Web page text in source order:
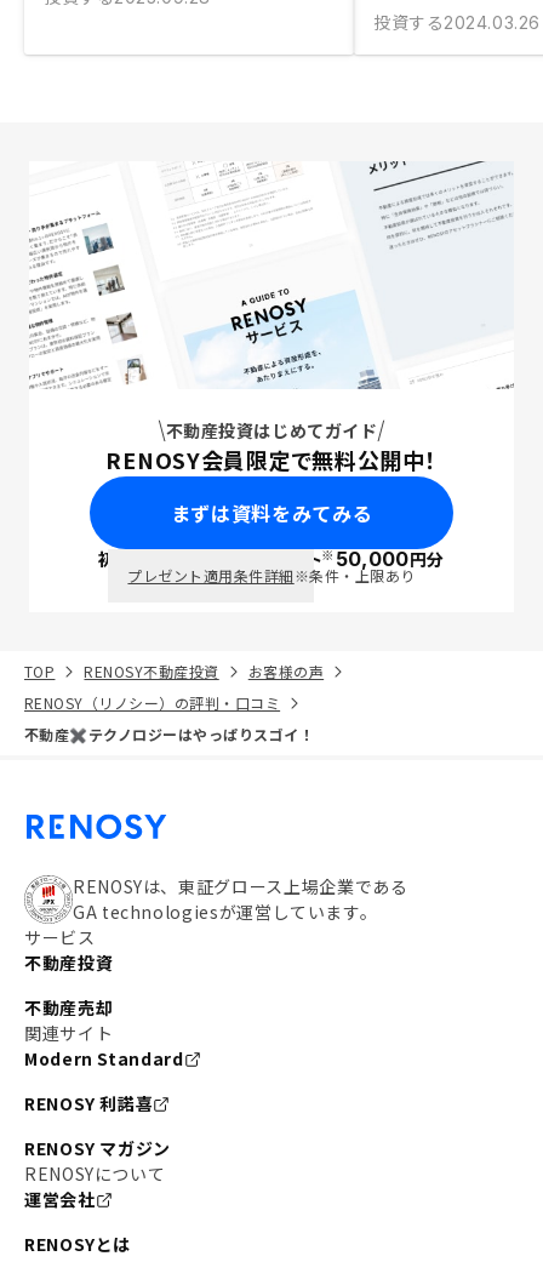
投資する2024.03.26
不動産投資はじめてガイド
RENOSY会員限定で無料公開中！
まずは資料をみてみる
初回面談で ポイント※50,000円分
プレゼント適用条件詳細※条件・上限あり
TOP RENOSY不動産投資
お客様の声
RENOSY（リノシー）の評判・口コミ
不動産✖️テクノロジーはやっぱりスゴイ！
RENOSYは、東証グロース上場企業である
GA technologiesが運営しています。
サービス
不動産投資
不動産売却
関連サイト
Modern Standard
RENOSY 利諾喜
RENOSY マガジン
RENOSYについて
運営会社
RENOSYとは